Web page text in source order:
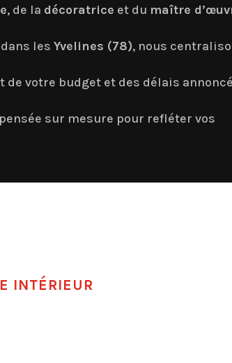
, de la décoratrice et du maître
lesYvelines (78), nous
votre budget et des délais
sur mesure pour refléter vos
INTÉRIEUR